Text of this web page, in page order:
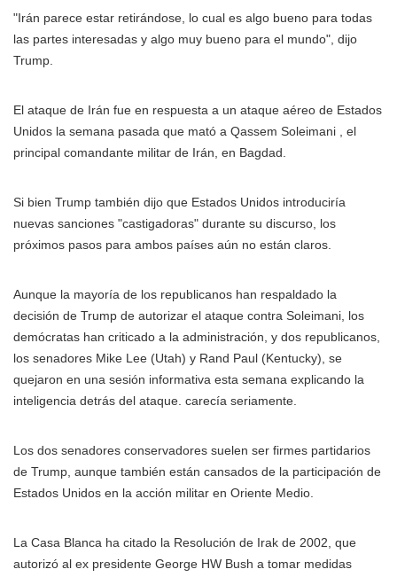
"Irán parece estar retirándose, lo cual es algo bueno para todas
las partes interesadas y algo muy bueno para el mundo", dijo
Trump.
El ataque de Irán fue en respuesta a un ataque aéreo de Estados
Unidos la semana pasada que mató a Qassem Soleimani , el
principal comandante militar de Irán, en Bagdad.
Si bien Trump también dijo que Estados Unidos introduciría
nuevas sanciones "castigadoras" durante su discurso, los
próximos pasos para ambos países aún no están claros.
Aunque la mayoría de los republicanos han respaldado la
decisión de Trump de autorizar el ataque contra Soleimani, los
demócratas han criticado a la administración, y dos republicanos,
los senadores Mike Lee (Utah) y Rand Paul (Kentucky), se
quejaron en una sesión informativa esta semana explicando la
inteligencia detrás del ataque. carecía seriamente.
Los dos senadores conservadores suelen ser firmes partidarios
de Trump, aunque también están cansados de la participación de
Estados Unidos en la acción militar en Oriente Medio.
La Casa Blanca ha citado la Resolución de Irak de 2002, que
autorizó al ex presidente George HW Bush a tomar medidas